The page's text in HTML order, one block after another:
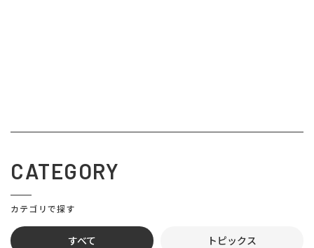
CATEGORY
カテゴリで探す
すべて トピックス